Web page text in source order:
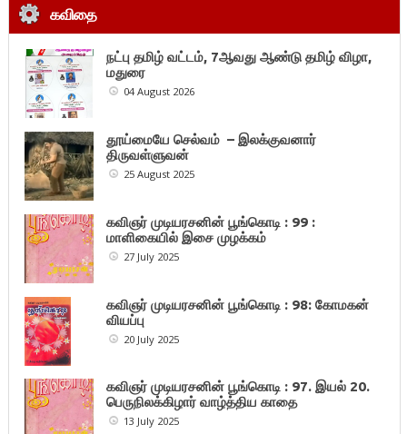
கவிதை
நட்பு தமிழ் வட்டம், 7ஆவது ஆண்டு தமிழ் விழா,
மதுரை
04 August 2026
தூய்மையே செல்வம் – இலக்குவனார்
திருவள்ளுவன்
25 August 2025
கவிஞர் முடியரசனின் பூங்கொடி : 99 :
மாளிகையில் இசை முழக்கம்
27 July 2025
கவிஞர் முடியரசனின் பூங்கொடி : 98: கோமகன்
வியப்பு
20 July 2025
கவிஞர் முடியரசனின் பூங்கொடி : 97. இயல் 20.
பெருநிலக்கிழார் வாழ்த்திய காதை
13 July 2025